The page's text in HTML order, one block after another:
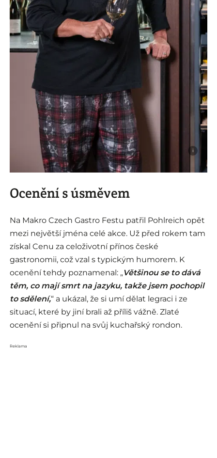
i
Ocenění s úsměvem
Na Makro Czech Gastro Festu patřil Pohlreich opět
mezi největší jména celé akce. Už před rokem tam
získal Cenu za celoživotní přínos české
gastronomii, což vzal s typickým humorem. K
ocenění tehdy poznamenal: „Většinou se to dává
těm, co mají smrt na jazyku, takže jsem pochopil
to sdělení,“ a ukázal, že si umí dělat legraci i ze
situací, které by jiní brali až příliš vážně. Zlaté
ocenění si připnul na svůj kuchařský rondon.
Reklama